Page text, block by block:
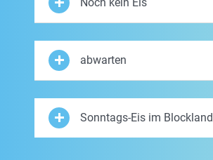
abwarten
Sonntags-Eis im Blockland